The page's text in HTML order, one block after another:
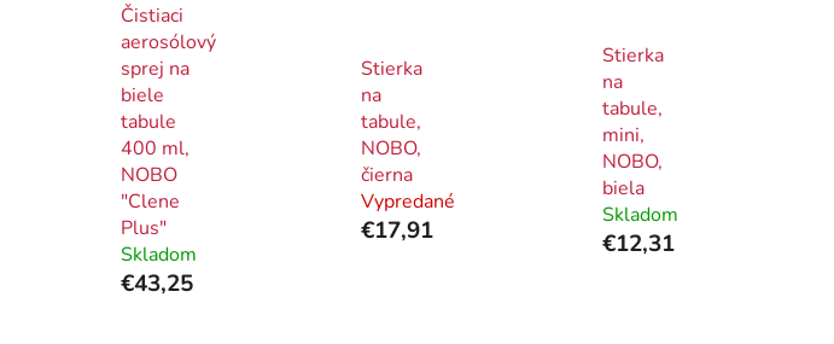
Čistiaci
aerosólový
sprej na
biele
tabule
400 ml,
NOBO
"Clene
Plus"
Skladom
€43,25
Stierka
na
tabule,
NOBO,
čierna
Vypredané
€17,91
Stierka
na
tabule,
mini,
NOBO,
biela
Skladom
€12,31